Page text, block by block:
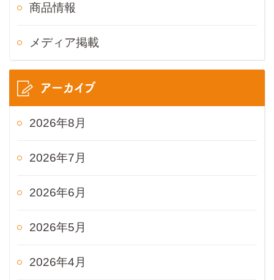
商品情報
メディア掲載
アーカイブ
2026年8月
2026年7月
2026年6月
2026年5月
2026年4月